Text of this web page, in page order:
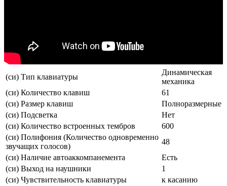
(си) Тип клавиатуры
Динамическая
механика
(си) Количество клавиш
61
(си) Размер клавиш
Полноразмерные
(си) Подсветка
Нет
(си) Количество встроенных тембров
600
(си) Полифония (Количество одновременно
звучащих голосов)
48
(си) Наличие автоаккомпанемента
Есть
(си) Выход на наушники
1
(си) Чувствительность клавиатуры
к касанию